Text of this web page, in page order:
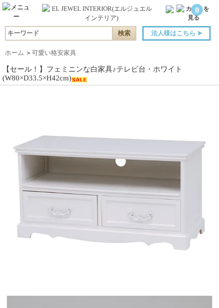
0
法人様はこちら ➤
ホーム ＞ 可愛い格安家具
【セール！】フェミニンな白家具♪テレビ台・ホワイト
(W80×D33.5×H42cm)